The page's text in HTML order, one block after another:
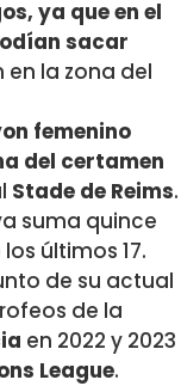
ya que en el
sacar
la zona del
femenino
del certamen
Stade de Reims.
suma quince
últimos 17.
de su actual
de la
en 2022 y 2023
League.